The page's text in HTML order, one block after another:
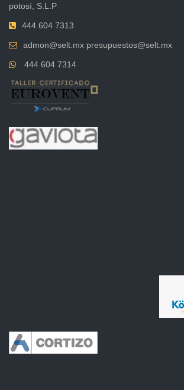
potosí, S.L.P
444 604 7313
admon@selt.mx presupuestos@selt.mx
444 604 7314